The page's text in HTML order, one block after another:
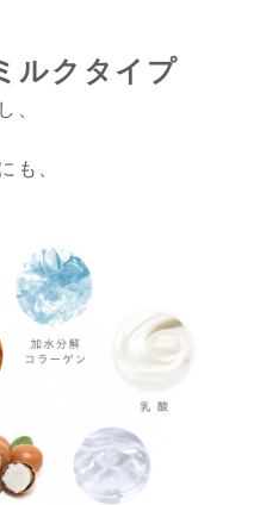
ルクタイプ
、
も、